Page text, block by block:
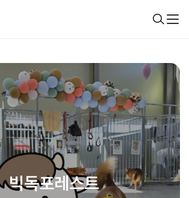
빅독포레스트